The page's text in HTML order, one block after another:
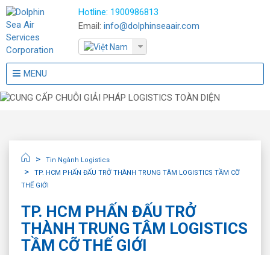
Hotline: 1900986813
Email: info@dolphinseaair.com
MENU
Tin Ngành Logistics
TP. HCM PHẤN ĐẤU TRỞ THÀNH TRUNG TÂM LOGISTICS TẦM CỠ
THẾ GIỚI
TP. HCM PHẤN ĐẤU TRỞ
THÀNH TRUNG TÂM LOGISTICS
TẦM CỠ THẾ GIỚI